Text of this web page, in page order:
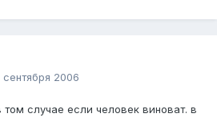
сентября 2006
том случае если человек виноват. в